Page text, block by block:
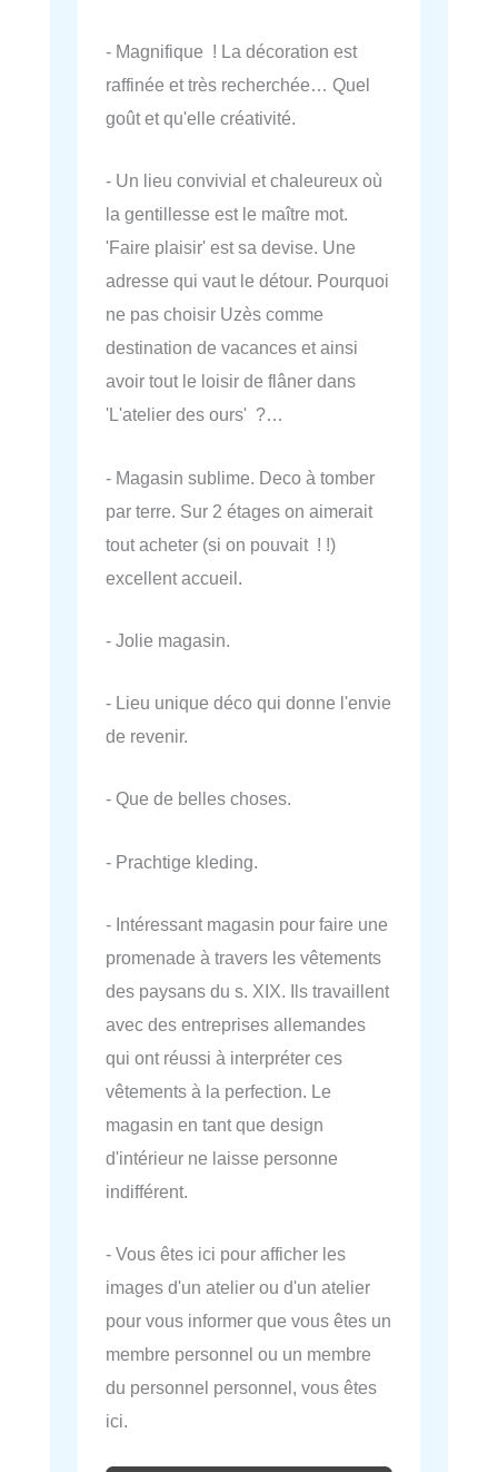
- Magnifique ! La décoration est
raffinée et très recherchée… Quel
goût et qu'elle créativité.
- Un lieu convivial et chaleureux où
la gentillesse est le maître mot.
'Faire plaisir' est sa devise. Une
adresse qui vaut le détour. Pourquoi
ne pas choisir Uzès comme
destination de vacances et ainsi
avoir tout le loisir de flâner dans
'L'atelier des ours' ?…
- Magasin sublime. Deco à tomber
par terre. Sur 2 étages on aimerait
tout acheter (si on pouvait ! !)
excellent accueil.
- Jolie magasin.
- Lieu unique déco qui donne l'envie
de revenir.
- Que de belles choses.
- Prachtige kleding.
- Intéressant magasin pour faire une
promenade à travers les vêtements
des paysans du s. XIX. Ils travaillent
avec des entreprises allemandes
qui ont réussi à interpréter ces
vêtements à la perfection. Le
magasin en tant que design
d'intérieur ne laisse personne
indifférent.
- Vous êtes ici pour afficher les
images d'un atelier ou d'un atelier
pour vous informer que vous êtes un
membre personnel ou un membre
du personnel personnel, vous êtes
ici.